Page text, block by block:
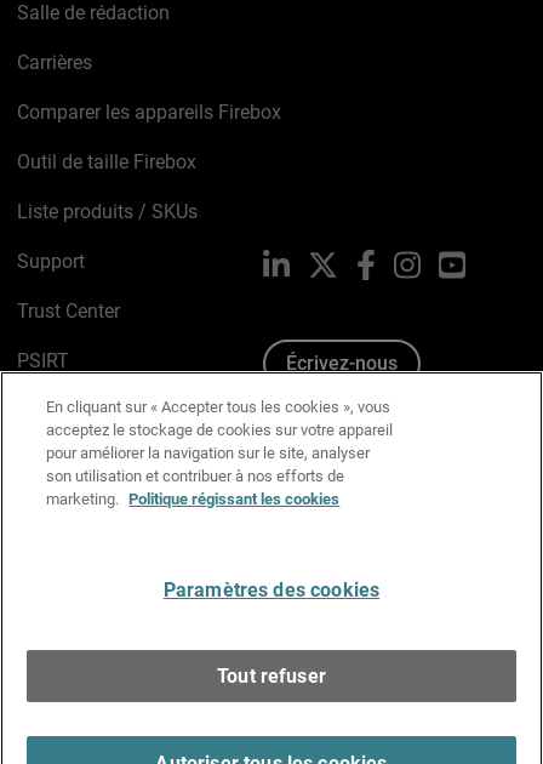
Salle de rédaction
Carrières
Comparer les appareils Firebox
Outil de taille Firebox
Liste produits / SKUs
Support
Trust Center
PSIRT
Avis sur les cookies
Politique de confidentialité
Charte Graphique
LinkedIn FacebookInstagramYouTube
Écrivez-nous
En cliquant sur « Accepter tous les cookies », vous
acceptez le stockage de cookies sur votre appareil
pour améliorer la navigation sur le site, analyser
son utilisation et contribuer à nos efforts de
marketing. Politique régissant les cookies
Paramètres des cookies
Tout refuser